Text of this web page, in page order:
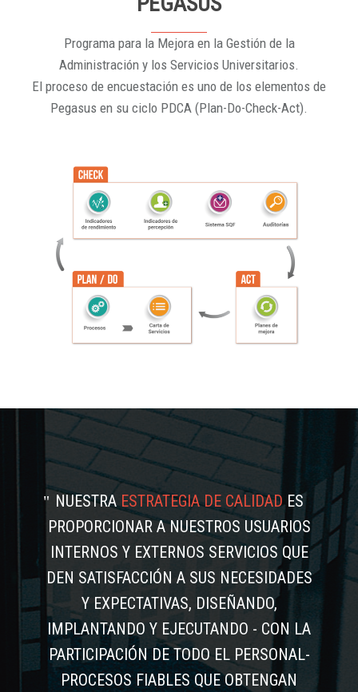
Programa para la Mejora en la Gestión de la
Administración y los Servicios Universitarios.
El proceso de encuestación es uno de los elementos de
Pegasus en su ciclo PDCA (Plan-Do-Check-Act).
NUESTRAESTRATEGIA DE CALIDADES
PROPORCIONAR A NUESTROS USUARIOS
INTERNOS Y EXTERNOS SERVICIOS QUE
DEN SATISFACCIÓN A SUS NECESIDADES
Y EXPECTATIVAS, DISEÑANDO,
IMPLANTANDO Y EJECUTANDO - CON LA
PARTICIPACIÓN DE TODO EL PERSONAL-
PROCESOS FIABLES QUE OBTENGAN